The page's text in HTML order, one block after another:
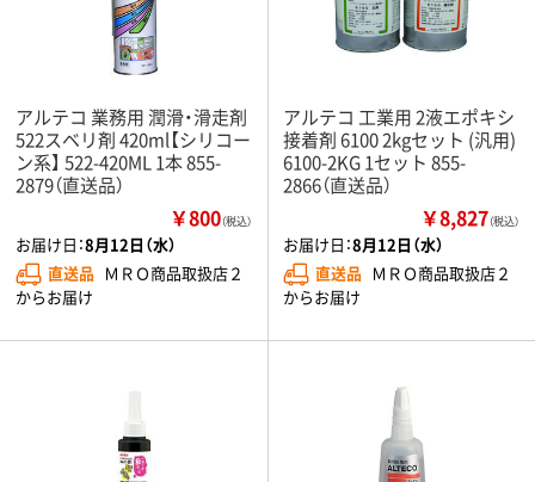
アルテコ 業務用 潤滑・滑走剤
522スベリ剤 420ml【シリコー
ン系】 522-420ML 1本 855-
2879（直送品）
￥800（税込）
お届け日：8月12日（水）
直送品 ＭＲＯ商品取扱店２
からお届け
アルテコ 工業用 2液エポキシ
接着剤 6100 2kgセット (汎用)
6100-2KG 1セット 855-
2866（直送品）
￥8,827（税込）
お届け日：8月12日（水）
直送品 ＭＲＯ商品取扱店２
からお届け